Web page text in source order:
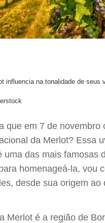
influencia na tonalidade de seus
que em 7 de novembro
da Merlot? Essa
uma das mais famosas
homenageá-la, vou
desde sua origem ao
Merlot é a região de